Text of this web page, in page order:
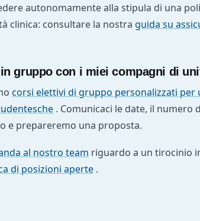
autonomamente alla stipula di una
clinica: consultare la nostra guida su
gruppo con i miei compagni di
corsi elettivi di gruppo personalizzati per
. Comunicaci le date, il
e prepareremo una proposta.
al nostro team riguardo a un tirocinio
di posizioni aperte .